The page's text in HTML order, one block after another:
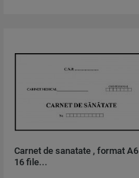
Carnet de sanatate , format A6
16 file...